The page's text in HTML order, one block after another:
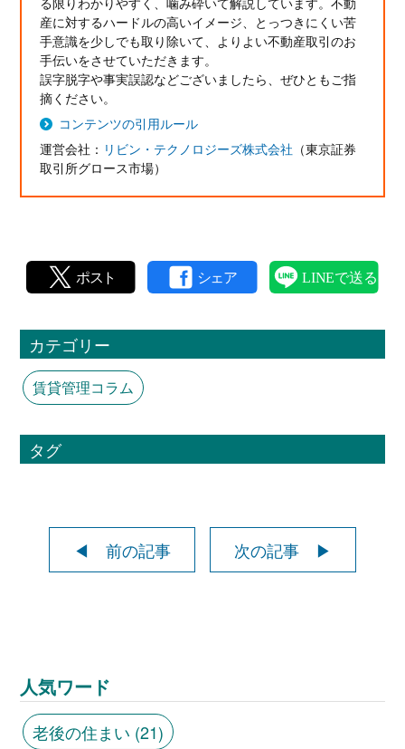
産に対するハードルの高いイメージ、とっつきにくい苦
手意識を少しでも取り除いて、よりよい不動産取引のお
手伝いをさせていただきます。
誤字脱字や事実誤認などございましたら、ぜひともご指
摘ください。
コンテンツの引用ルール
運営会社： リビン・テクノロジーズ株式会社 （東京証券
取引所グロース市場）
カテゴリー
賃貸管理コラム
タグ
◀ 前の記事 次の記事 ▶
人気ワード
老後の住まい (21)